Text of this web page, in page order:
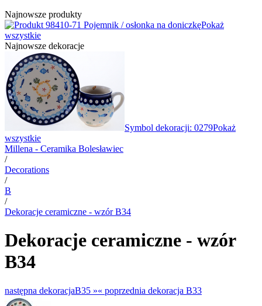
Najnowsze produkty
10-71 Pojemnik / osłonka na doniczkęPokaż
wszystkie
Najnowsze dekoracje
Symbol dekoracji: 0279Pokaż
wszystkie
Millena - Ceramika Bolesławiec
/
Decorations
/
B
/
Dekoracje ceramiczne - wzór B34
Dekoracje ceramiczne - wzór
B34
następna dekoracjaB35 »« poprzednia dekoracja B33